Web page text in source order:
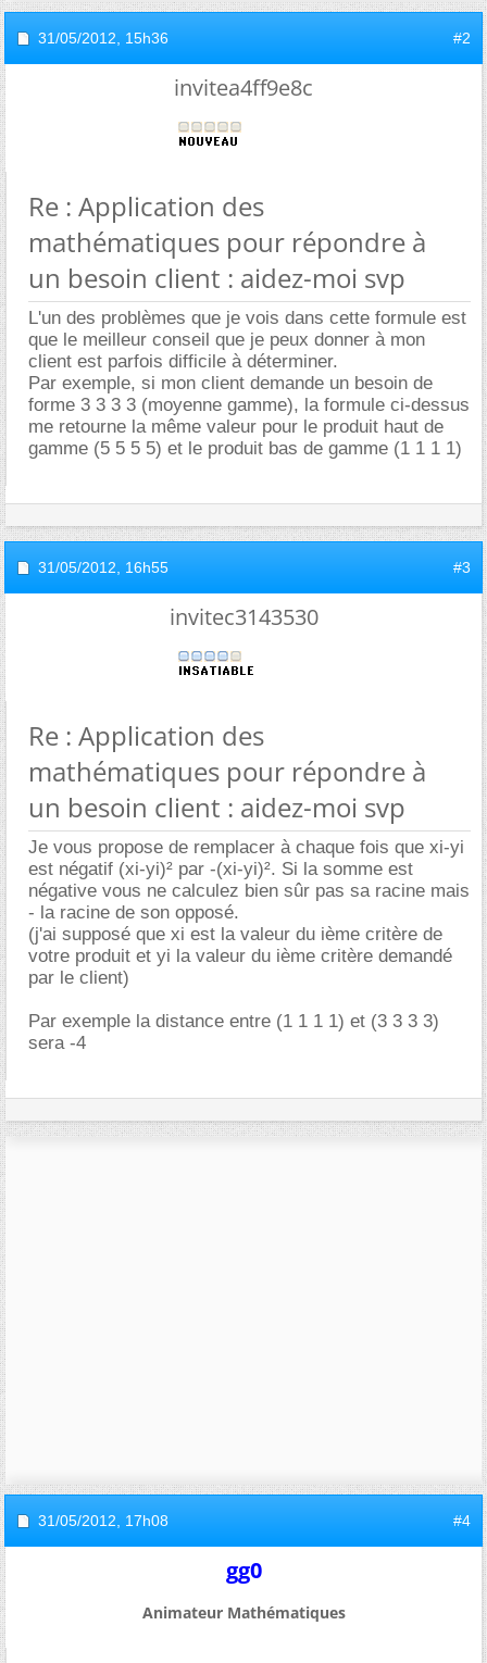
31/05/2012, 15h36 #2
invitea4ff9e8c
Re : Application des
mathématiques pour répondre à
un besoin client : aidez-moi svp
L'un des problèmes que je vois dans cette formule est
que le meilleur conseil que je peux donner à mon
client est parfois difficile à déterminer.
Par exemple, si mon client demande un besoin de
forme 3 3 3 3 (moyenne gamme), la formule ci-dessus
me retourne la même valeur pour le produit haut de
gamme (5 5 5 5) et le produit bas de gamme (1 1 1 1)
31/05/2012, 16h55 #3
invitec3143530
Re : Application des
mathématiques pour répondre à
un besoin client : aidez-moi svp
Je vous propose de remplacer à chaque fois que xi-yi
est négatif (xi-yi)² par -(xi-yi)². Si la somme est
négative vous ne calculez bien sûr pas sa racine mais
- la racine de son opposé.
(j'ai supposé que xi est la valeur du ième critère de
votre produit et yi la valeur du ième critère demandé
par le client)
Par exemple la distance entre (1 1 1 1) et (3 3 3 3)
sera -4
31/05/2012, 17h08 #4
gg0
Animateur Mathématiques